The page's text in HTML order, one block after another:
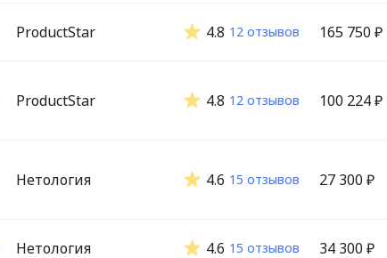
ProductStar 4.8 12 отзывов 165 750 ₽
ProductStar 4.8 12 отзывов 100 224 ₽
Нетология 4.6 15 отзывов 27 300 ₽
Нетология 4.6 15 отзывов 34 300 ₽